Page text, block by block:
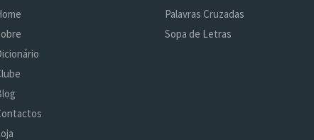
Palavras Cruzadas
Sopa de Letras